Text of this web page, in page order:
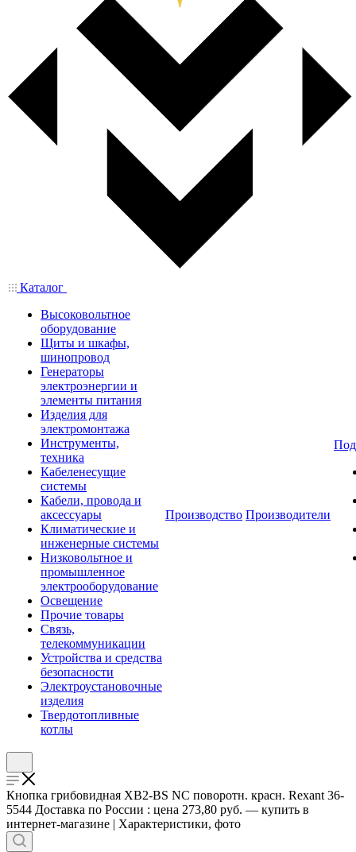
Каталог
Высоковольтное
оборудование
Щиты и шкафы,
шинопровод
Генераторы
электроэнергии и
элементы питания
Изделия для
электромонтажа
Инструменты,
техника
Кабеленесущие
системы
Кабели, провода и
аксессуары
Климатические и
инженерные системы
Низковольтное и
промышленное
электрооборудование
Освещение
Прочие товары
Связь,
телекоммуникации
Устройства и средства
безопасности
Электроустановочные
изделия
Твердотопливные
котлы
Производство Производители
Кнопка грибовидная XB2-BS NC поворотн. красн. Rexant 36-
5544 Доставка по России : цена 273,80 руб. — купить в
интернет-магазине | Характеристики, фото